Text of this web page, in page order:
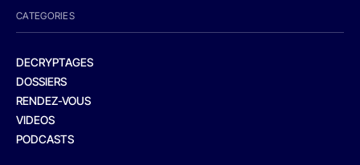
CATEGORIES
DECRYPTAGES
DOSSIERS
RENDEZ-VOUS
VIDEOS
PODCASTS